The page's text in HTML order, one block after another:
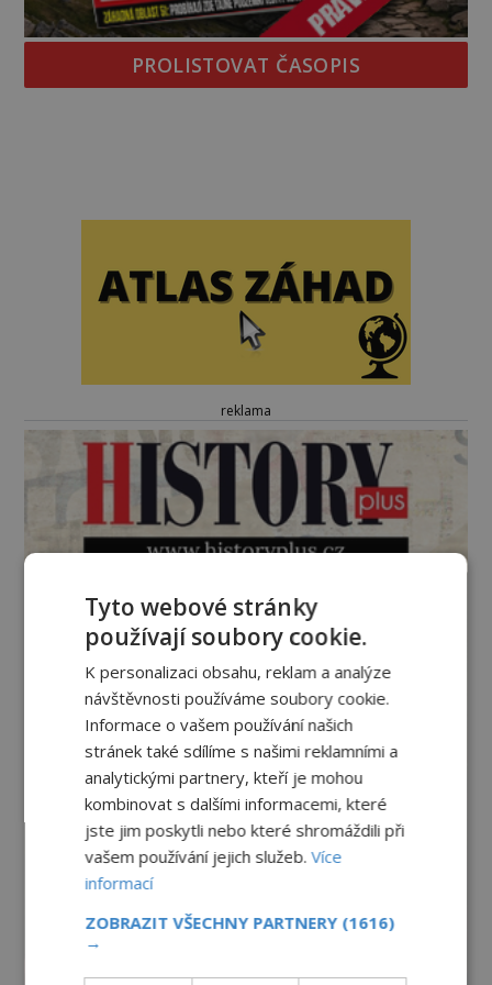
PROLISTOVAT ČASOPIS
reklama
Tyto webové stránky
používají soubory cookie.
K personalizaci obsahu, reklam a analýze
návštěvnosti používáme soubory cookie.
Informace o vašem používání našich
stránek také sdílíme s našimi reklamními a
analytickými partnery, kteří je mohou
kombinovat s dalšími informacemi, které
jste jim poskytli nebo které shromáždili při
vašem používání jejich služeb.Více
informací
ZOBRAZIT VŠECHNY PARTNERY (1616)
→